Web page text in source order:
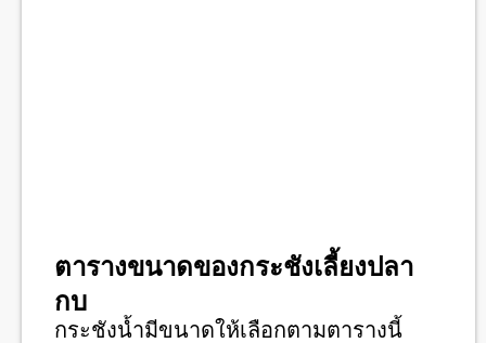
ตารางขนาดของกระชังเลี้ยงปลา
กบ
กระชังน้ำมีขนาดให้เลือกตามตารางนี้